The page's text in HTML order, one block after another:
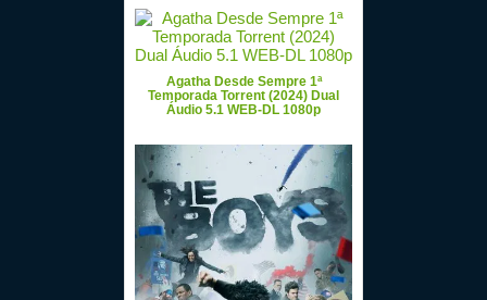
Agatha Desde Sempre 1ª
Temporada Torrent (2024) Dual
Áudio 5.1 WEB-DL 1080p